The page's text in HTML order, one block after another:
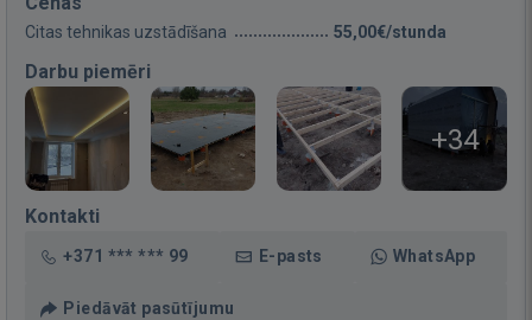
Citas tehnikas uzstādīšana 55,00€/stunda
Darbu piemēri
+34
Kontakti
+371 *** *** 99 E-pasts WhatsApp
Piedāvāt pasūtījumu